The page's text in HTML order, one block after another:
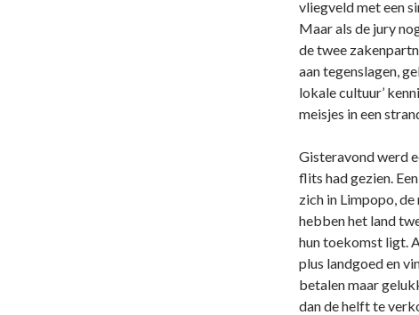
vliegveld met een
Maar als de jury
de twee
aan tegenslagen,
lokale cultuur’
meisjes in een
Gisteravond werd
flits had gezien.
zich in Limpopo,
hebben het land
hun toekomst ligt.
plus landgoed en
betalen maar
dan de helft te